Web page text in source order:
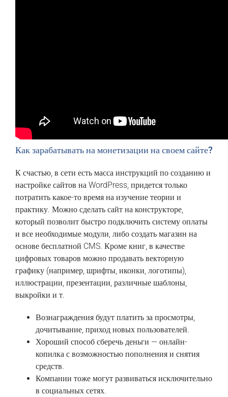
Как зарабатывать на монетизации на своем сайте?
К счастью, в сети есть масса инструкций по созданию и
настройке сайтов на WordPress, придется только
потратить какое-то время на изучение теории и
практику. Можно сделать сайт на конструкторе,
который позволит быстро подключить систему оплаты
и все необходимые модули, либо создать магазин на
основе бесплатной CMS. Кроме книг, в качестве
цифровых товаров можно продавать векторную
графику (например, шрифты, иконки, логотипы),
иллюстрации, презентации, различные шаблоны,
выкройки и т.
Вознаграждения будут платить за просмотры,
дочитывание, приход новых пользователей.
Хороший способ сберечь деньги — онлайн-
копилка с возможностью пополнения и снятия
средств.
Компании тоже могут развиваться исключительно
в социальных сетях.